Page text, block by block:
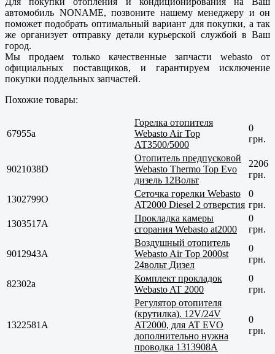
автомобиль NONAME, позвоните нашему менеджеру и он
поможет подобрать оптимальный вариант для покупки, а так
же организует отправку детали курьерской службой в Ваш
город.
Мы продаем только качественные запчасти webasto от
официальных поставщиков, и гарантируем исключение
покупки поддельных запчастей.
Похожие товары:
67955a
Горелка отопителя
Webasto Air Top
АТ3500/5000
0
грн.
9021038D
Отопитель предпусковой
Webasto Thermo Top Evo
дизель 12Вольт
2206
грн.
1302799O
Сеточка горелки Webasto
AT2000 Diesel 2 отверстия
0
грн.
1303517A
Прокладка камеры
сгорания Webasto at2000
0
грн.
9012943A
Воздушный отопитель
Webasto Air Top 2000st
24вольт Дизел
0
грн.
82302a
Комплект прокладок
Webasto AT 2000
0
грн.
1322581A
Регулятор отопителя
(крутилка). 12V/24V
AT2000, для AT EVO
дополнительно нужна
проводка 1313908A
0
грн.